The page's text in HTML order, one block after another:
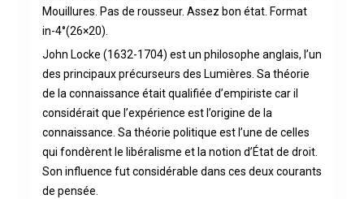
Mouillures. Pas de rousseur. Assez bon état. Format
in-4°(26×20).
John Locke (1632-1704) est un philosophe anglais, l’un
des principaux précurseurs des Lumières. Sa théorie
de la connaissance était qualifiée d’empiriste car il
considérait que l’expérience est l’origine de la
connaissance. Sa théorie politique est l’une de celles
qui fondèrent le libéralisme et la notion d’État de droit.
Son influence fut considérable dans ces deux courants
de pensée.